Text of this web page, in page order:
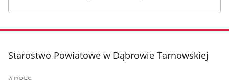
stopka
Starostwo Powiatowe w Dąbrowie Tarnowskiej